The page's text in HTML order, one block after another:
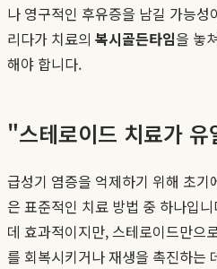
나 영구적인 후유증을 남길 가능
리다가 치료의 복시골든타임을 놓
해야 합니다.
"스테로이드 치료가
급성기 염증을 억제하기 위해 초기
은 표준적인 치료 방법 중 하나입
데 효과적이지만, 스테로이드만으
를 회복시키거나 재생을 촉진하는